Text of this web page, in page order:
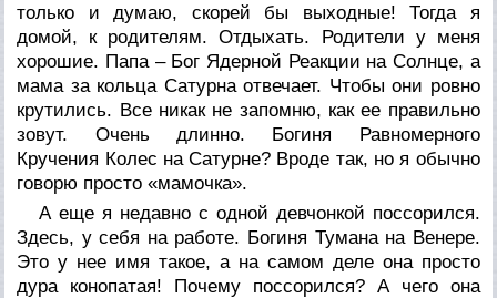
только и думаю, скорей бы выходные! Тогда я
домой, к родителям. Отдыхать. Родители у меня
хорошие. Папа – Бог Ядерной Реакции на Солнце, а
мама за кольца Сатурна отвечает. Чтобы они ровно
крутились. Все никак не запомню, как ее правильно
зовут. Очень длинно. Богиня Равномерного
Кручения Колес на Сатурне? Вроде так, но я обычно
говорю просто «мамочка».
А еще я недавно с одной девчонкой поссорился.
Здесь, у себя на работе. Богиня Тумана на Венере.
Это у нее имя такое, а на самом деле она просто
дура конопатая! Почему поссорился? А чего она